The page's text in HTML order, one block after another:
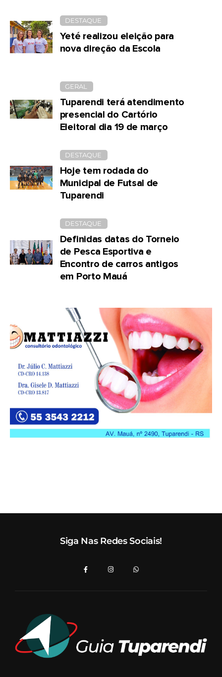
DESTAQUE
Yeté realizou eleição para
nova direção da Escola
GERAL
Tuparendi terá atendimento
presencial do Cartório
Eleitoral dia 19 de março
DESTAQUE
Hoje tem rodada do
Municipal de Futsal de
Tuparendi
DESTAQUE
Definidas datas do Torneio
de Pesca Esportiva e
Encontro de carros antigos
em Porto Mauá
Siga Nas Redes Sociais!